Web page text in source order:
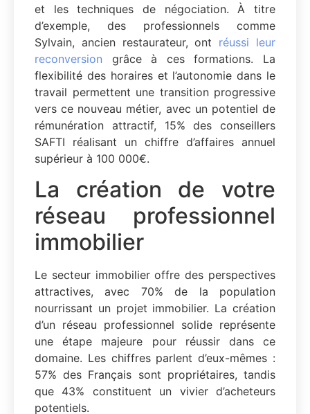
et les techniques de négociation. À titre
d’exemple, des professionnels comme
Sylvain, ancien restaurateur, ont réussi leur
reconversion grâce à ces formations. La
flexibilité des horaires et l’autonomie dans le
travail permettent une transition progressive
vers ce nouveau métier, avec un potentiel de
rémunération attractif, 15% des conseillers
SAFTI réalisant un chiffre d’affaires annuel
supérieur à 100 000€.
La création de votre
réseau professionnel
immobilier
Le secteur immobilier offre des perspectives
attractives, avec 70% de la population
nourrissant un projet immobilier. La création
d’un réseau professionnel solide représente
une étape majeure pour réussir dans ce
domaine. Les chiffres parlent d’eux-mêmes :
57% des Français sont propriétaires, tandis
que 43% constituent un vivier d’acheteurs
potentiels.